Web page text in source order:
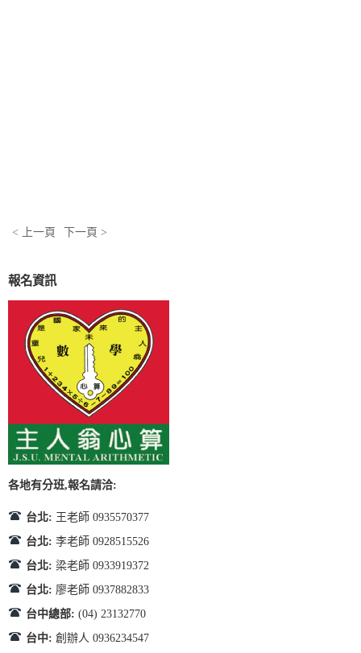
< 上一頁 下一頁 >
報名資訊
各地有分班,報名請洽:
台北: 王老師 0935570377
台北: 李老師 0928515526
台北: 梁老師 0933919372
台北: 廖老師 0937882833
台中總部: (04) 23132770
台中: 創辦人 0936234547